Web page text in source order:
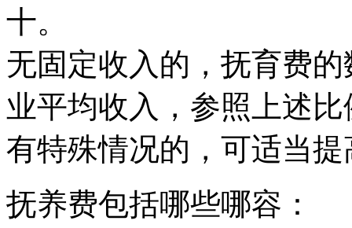
十。
无固定收入的，抚育费
业平均收入，参照上述
有特殊情况的，可适当
抚养费包括哪些哪容：